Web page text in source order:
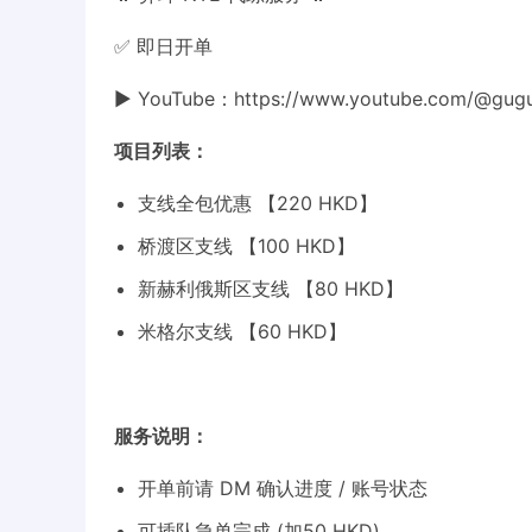
✅ 即日开单
▶️ YouTube：https://www.youtube.com/
项目列表：
支线全包优惠 【220 HKD】
桥渡区支线 【100 HKD】
新赫利俄斯区支线 【80 HKD】
米格尔支线 【60 HKD】
服务说明：
开单前请 DM 确认进度 / 账号状态